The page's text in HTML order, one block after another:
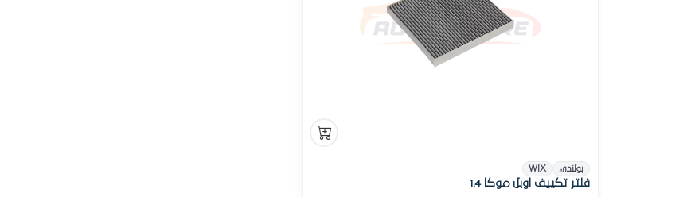
بولندي WIX
فلتر تكييف اوبل موكا 1.4